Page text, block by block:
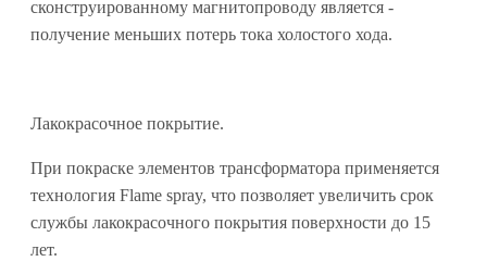
сконструированному магнитопроводу является -
получение меньших потерь тока холостого хода.
Лакокрасочное покрытие.
При покраске элементов трансформатора применяется
технология Flame spray, что позволяет увеличить срок
службы лакокрасочного покрытия поверхности до 15
лет.